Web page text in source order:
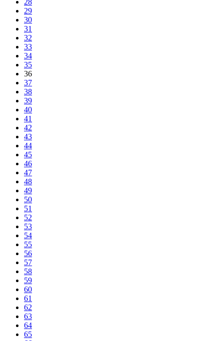
28
29
30
31
32
33
34
35
36
37
38
39
40
41
42
43
44
45
46
47
48
49
50
51
52
53
54
55
56
57
58
59
60
61
62
63
64
65